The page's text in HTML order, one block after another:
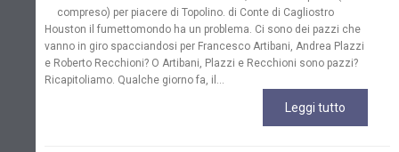
compreso) per piacere di Topolino. di Conte di Cagliostro
Houston il fumettomondo ha un problema. Ci sono dei pazzi che
vanno in giro spacciandosi per Francesco Artibani, Andrea Plazzi
e Roberto Recchioni? O Artibani, Plazzi e Recchioni sono pazzi?
Ricapitoliamo. Qualche giorno fa, il...
Leggi tutto